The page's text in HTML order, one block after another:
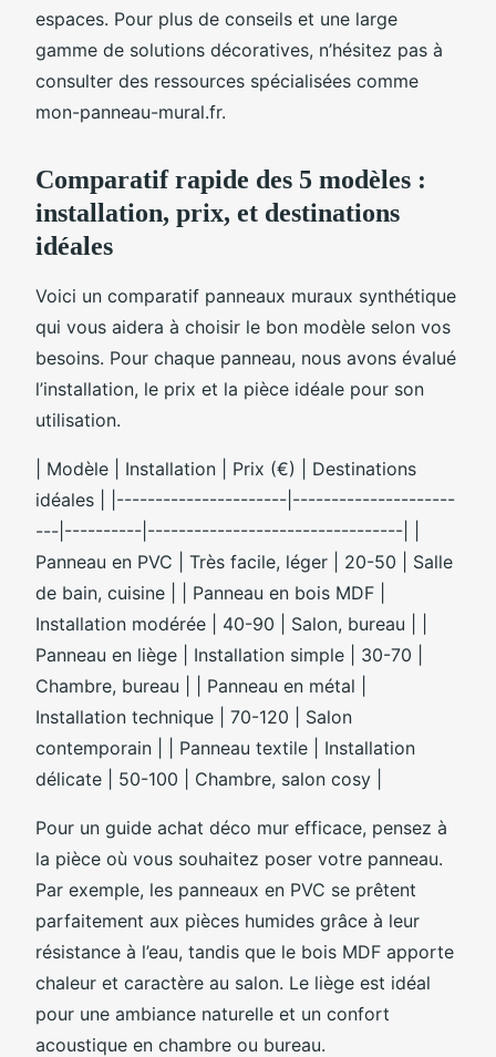
espaces. Pour plus de conseils et une large
gamme de solutions décoratives, n’hésitez pas à
consulter des ressources spécialisées comme
mon-panneau-mural.fr.
Comparatif rapide des 5 modèles :
installation, prix, et destinations
idéales
Voici un comparatif panneaux muraux synthétique
qui vous aidera à choisir le bon modèle selon vos
besoins. Pour chaque panneau, nous avons évalué
l’installation, le prix et la pièce idéale pour son
utilisation.
| Modèle | Installation | Prix (€) | Destinations
idéales | |----------------------|---------------------
---|----------|---------------------------------| |
Panneau en PVC | Très facile, léger | 20-50 | Salle
de bain, cuisine | | Panneau en bois MDF |
Installation modérée | 40-90 | Salon, bureau | |
Panneau en liège | Installation simple | 30-70 |
Chambre, bureau | | Panneau en métal |
Installation technique | 70-120 | Salon
contemporain | | Panneau textile | Installation
délicate | 50-100 | Chambre, salon cosy |
Pour un guide achat déco mur efficace, pensez à
la pièce où vous souhaitez poser votre panneau.
Par exemple, les panneaux en PVC se prêtent
parfaitement aux pièces humides grâce à leur
résistance à l’eau, tandis que le bois MDF apporte
chaleur et caractère au salon. Le liège est idéal
pour une ambiance naturelle et un confort
acoustique en chambre ou bureau.